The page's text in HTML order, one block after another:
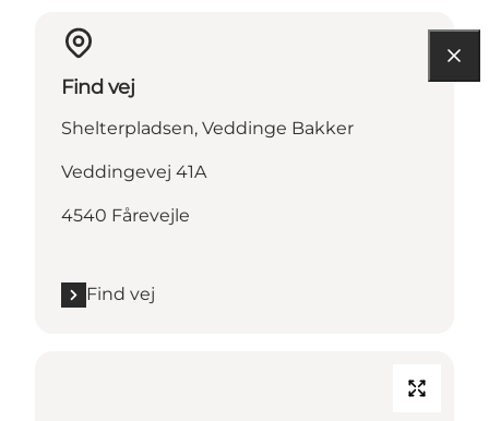
Find vej
Shelterpladsen, Veddinge Bakker
Veddingevej 41A
4540 Fårevejle
Find vej